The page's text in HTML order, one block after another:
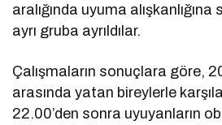
aralığında uyuma
ayrı gruba ayrıldılar.
Çalışmaların sonuçlara göre,
arasında yatan bireylerle
22.00’den sonra uyuyanların